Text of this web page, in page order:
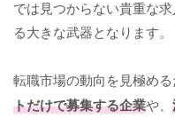
では見つからない貴重な
る大きな武器となります。
転職市場の動向を見極め
トだけで募集する企業や、